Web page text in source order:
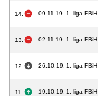
14. 09.11.19. 1. liga FBiH
13. 02.11.19. 1. liga FBiH
12. 26.10.19. 1. liga FBiH
11. 19.10.19. 1. liga FBiH